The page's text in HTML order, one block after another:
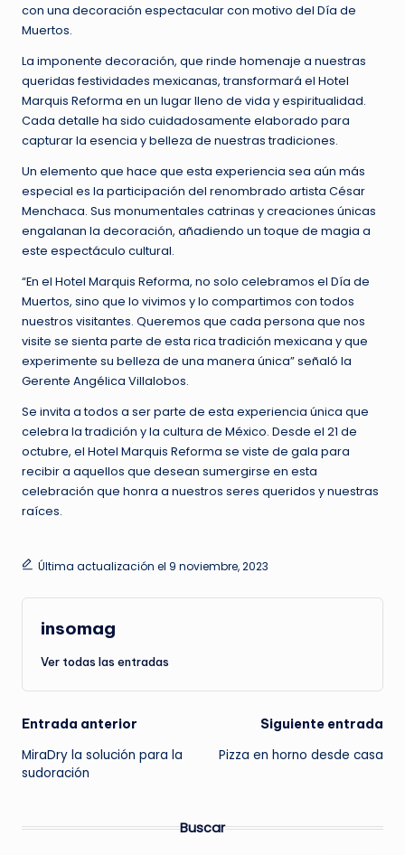
con una decoración espectacular con motivo del Día de
Muertos.
La imponente decoración, que rinde homenaje a nuestras
queridas festividades mexicanas, transformará el Hotel
Marquis Reforma en un lugar lleno de vida y espiritualidad.
Cada detalle ha sido cuidadosamente elaborado para
capturar la esencia y belleza de nuestras tradiciones.
Un elemento que hace que esta experiencia sea aún más
especial es la participación del renombrado artista César
Menchaca. Sus monumentales catrinas y creaciones únicas
engalanan la decoración, añadiendo un toque de magia a
este espectáculo cultural.
“En el Hotel Marquis Reforma, no solo celebramos el Día de
Muertos, sino que lo vivimos y lo compartimos con todos
nuestros visitantes. Queremos que cada persona que nos
visite se sienta parte de esta rica tradición mexicana y que
experimente su belleza de una manera única” señaló la
Gerente Angélica Villalobos.
Se invita a todos a ser parte de esta experiencia única que
celebra la tradición y la cultura de México. Desde el 21 de
octubre, el Hotel Marquis Reforma se viste de gala para
recibir a aquellos que desean sumergirse en esta
celebración que honra a nuestros seres queridos y nuestras
raíces.
Última actualización el 9 noviembre, 2023
insomag
Ver todas las entradas
Navegación
de
Entrada anterior
MiraDry la solución para la
sudoración
Siguiente entrada
Pizza en horno desde casa
Buscar